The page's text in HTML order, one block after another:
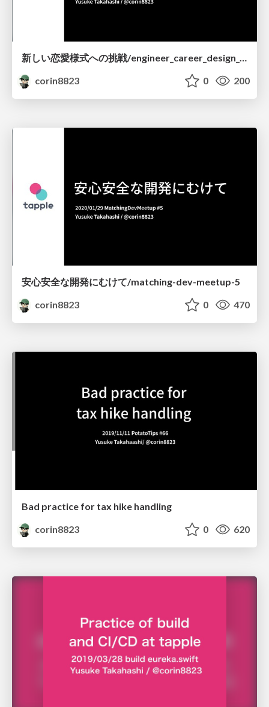
新しい恋愛様式への挑戦/engineer_career_design_week
corin8823
0 200
安心安全な開発にむけて/matching-dev-meetup-5
corin8823
0 470
Bad practice for tax hike handling
corin8823
0 620